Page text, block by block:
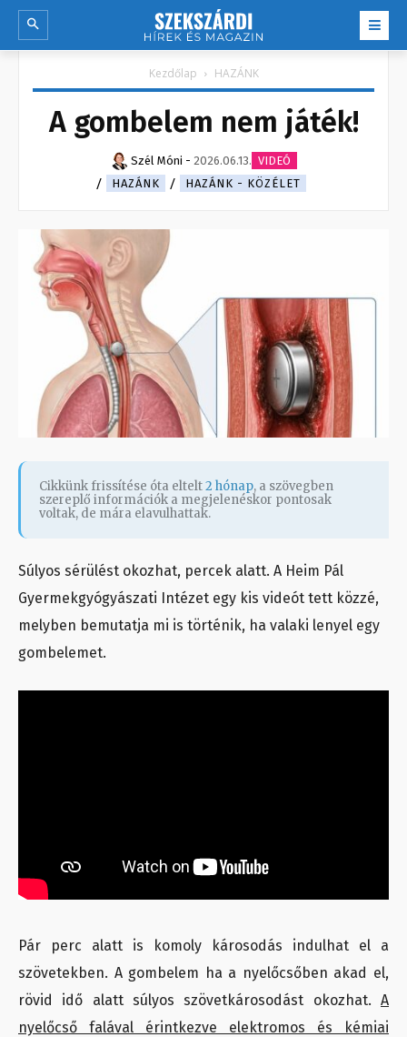
Kezdőlap HAZÁNK
A gombelem nem játék!
Szél Móni - 2026.06.13. VIDEÓ
HAZÁNK
HAZÁNK - KÖZÉLET
Cikkünk frissítése óta eltelt2 hónap, a szövegben
szereplő információk a megjelenéskor pontosak
voltak, de mára elavulhattak.
Súlyos sérülést okozhat, percek alatt. A Heim Pál
Gyermekgyógyászati Intézet egy kis videót tett közzé,
melyben bemutatja mi is történik, ha valaki lenyel egy
gombelemet.
Pár perc alatt is komoly károsodás indulhat el a
szövetekben. A gombelem ha a nyelőcsőben akad el,
rövid idő alatt súlyos szövetkárosodást okozhat. A
nyelőcső falával érintkezve elektromos és kémiai